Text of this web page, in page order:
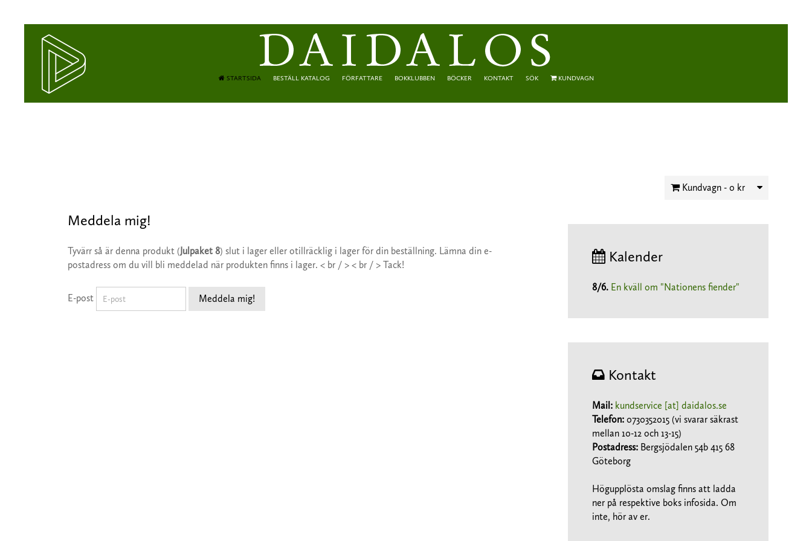
STARTSIDA BESTÄLL KATALOG FÖRFATTARE BOKKLUBBEN BÖCKER KONTAKT SÖK KUNDVAGN
Meddela mig!
Tyvärr så är denna produkt (Julpaket 8) slut i lager eller otillräcklig i lager för din beställning. Lämna din e-
postadress om du vill bli meddelad när produkten finns i lager. < br / > < br / > Tack!
E-post Meddela mig!
Kundvagn - 0 kr
Kalender
8/6. En kväll om "Nationens fiender"
Kontakt
Mail: kundservice [at] daidalos.se
Telefon: 0730352015 (vi svarar säkrast
mellan 10-12 och 13-15)
Postadress: Bergsjödalen 54b 415 68
Göteborg
Högupplösta omslag finns att ladda
ner på respektive boks infosida. Om
inte, hör av er.